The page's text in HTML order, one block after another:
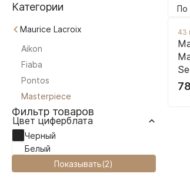
По
43
Категории
Maurice Lacroix
Aikon
Fiaba
Pontos
Masterpiece
Фильтр товаров
Цвет циферблата
Черный
Белый
Показывать(2)